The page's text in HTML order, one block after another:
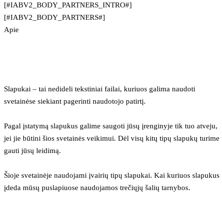
[#IABV2_BODY_PARTNERS_INTRO#]
[#IABV2_BODY_PARTNERS#]
Apie
Slapukai – tai nedideli tekstiniai failai, kuriuos galima naudoti
svetainėse siekiant pagerinti naudotojo patirtį.
Pagal įstatymą slapukus galime saugoti jūsų įrenginyje tik tuo atveju,
jei jie būtini šios svetainės veikimui. Dėl visų kitų tipų slapukų turime
gauti jūsų leidimą.
Šioje svetainėje naudojami įvairių tipų slapukai. Kai kuriuos slapukus
įdeda mūsų puslapiuose naudojamos trečiųjų šalių tarnybos.